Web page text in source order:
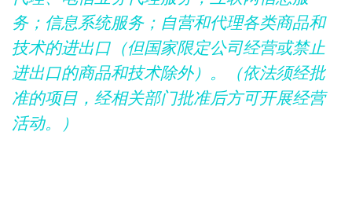
务；信息系统服务；自营和代理各类商品和
技术的进出口（但国家限定公司经营或禁止
进出口的商品和技术除外）。（依法须经批
准的项目，经相关部门批准后方可开展经营
活动。）